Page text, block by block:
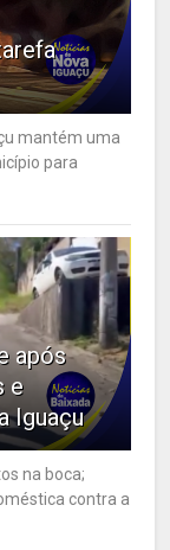
mantém uma
para
após
e
Iguaçu
na boca;
contra a